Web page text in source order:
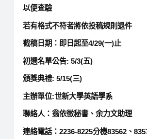
以便查驗
若有格式不符者將依投稿規則退件
截稿日期：即日起至4/29(一)止
初選名單公告: 5/3(五)
頒獎典禮: 5/15(三)
主辦單位:世新大學英語學系
聯絡人：翁依徵秘書、余力文助理
連絡電話：2236-8225分機83562、